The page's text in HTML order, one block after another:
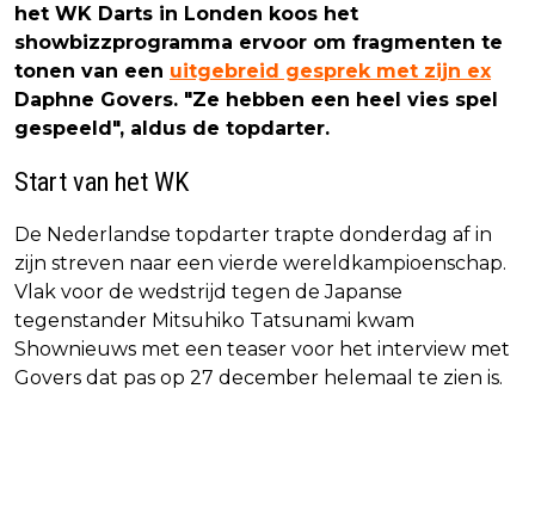
het WK Darts in Londen koos het
showbizzprogramma ervoor om fragmenten te
tonen van een uitgebreid gesprek met zijn ex
Daphne Govers. "Ze hebben een heel vies spel
gespeeld", aldus de topdarter.
Start van het WK
De Nederlandse topdarter trapte donderdag af in
zijn streven naar een vierde wereldkampioenschap.
Vlak voor de wedstrijd tegen de Japanse
tegenstander Mitsuhiko Tatsunami kwam
Shownieuws met een teaser voor het interview met
Govers dat pas op 27 december helemaal te zien is.